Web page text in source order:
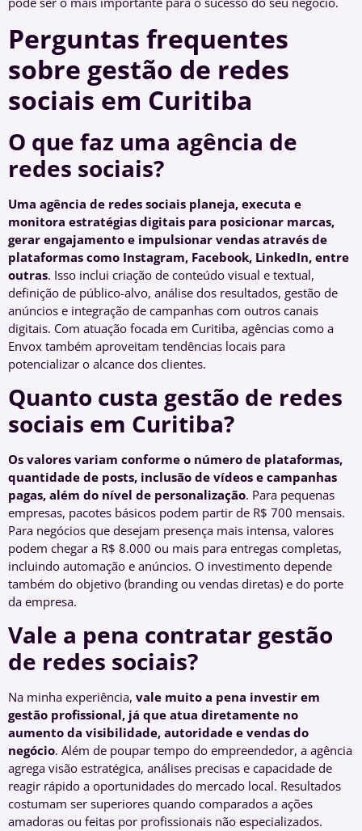
Perguntas frequentes
sobre gestão de redes
sociais em Curitiba
O que faz uma agência de
redes sociais?
Uma agência de redes sociais planeja, executa e
monitora estratégias digitais para posicionar marcas,
gerar engajamento e impulsionar vendas através de
plataformas como Instagram, Facebook, LinkedIn, entre
outras. Isso inclui criação de conteúdo visual e textual,
definição de público-alvo, análise dos resultados, gestão de
anúncios e integração de campanhas com outros canais
digitais. Com atuação focada em Curitiba, agências como a
Envox também aproveitam tendências locais para
potencializar o alcance dos clientes.
Quanto custa gestão de redes
sociais em Curitiba?
Os valores variam conforme o número de plataformas,
quantidade de posts, inclusão de vídeos e campanhas
pagas, além do nível de personalização. Para pequenas
empresas, pacotes básicos podem partir de R$ 700 mensais.
Para negócios que desejam presença mais intensa, valores
podem chegar a R$ 8.000 ou mais para entregas completas,
incluindo automação e anúncios. O investimento depende
também do objetivo (branding ou vendas diretas) e do porte
da empresa.
Vale a pena contratar gestão
de redes sociais?
Na minha experiência, vale muito a pena investir em
gestão profissional, já que atua diretamente no
aumento da visibilidade, autoridade e vendas do
negócio. Além de poupar tempo do empreendedor, a agência
agrega visão estratégica, análises precisas e capacidade de
reagir rápido a oportunidades do mercado local. Resultados
costumam ser superiores quando comparados a ações
amadoras ou feitas por profissionais não especializados.